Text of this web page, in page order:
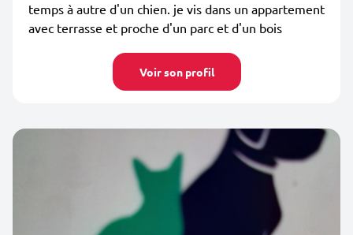
temps à autre d'un chien. je vis dans un appartement
avec terrasse et proche d'un parc et d'un bois
Voir son profil